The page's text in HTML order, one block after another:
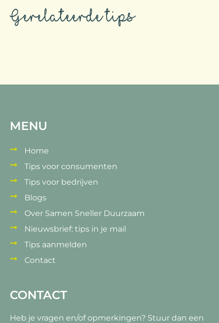
Gerelateerde tips
MENU
Home
Tips voor consumenten
Tips voor bedrijven
Blogs
Over Samen Sneller Duurzaam
Nieuwsbrief: tips in je mail
Tips aanmelden
Contact
CONTACT
Heb je vragen en/of opmerkingen? Stuur dan een